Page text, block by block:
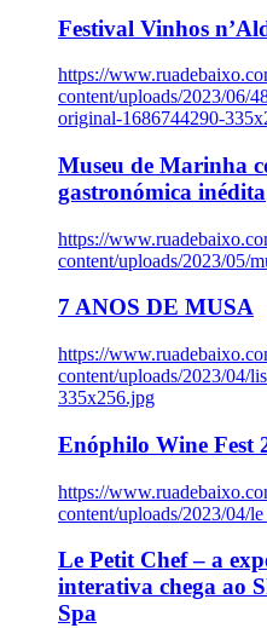
Festival Vinhos
https://
content/uploads/2023/06/
original-1686744290-
Museu de Marinha
gastronómica inédita
https://
content/uploads/2023/05/
7 ANOS DE MUSA
https://
content/uploads/2023/04/
335x256.jpg
Enóphilo Wine Fest
https://
content/uploads/2023/04/
Le Petit Chef – a
interativa chega ao
Spa